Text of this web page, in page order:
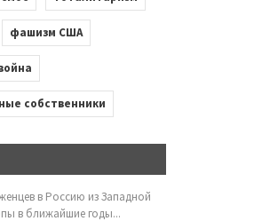
фашизм США
собственники
в Россию из Западной
в ближайшие годы...